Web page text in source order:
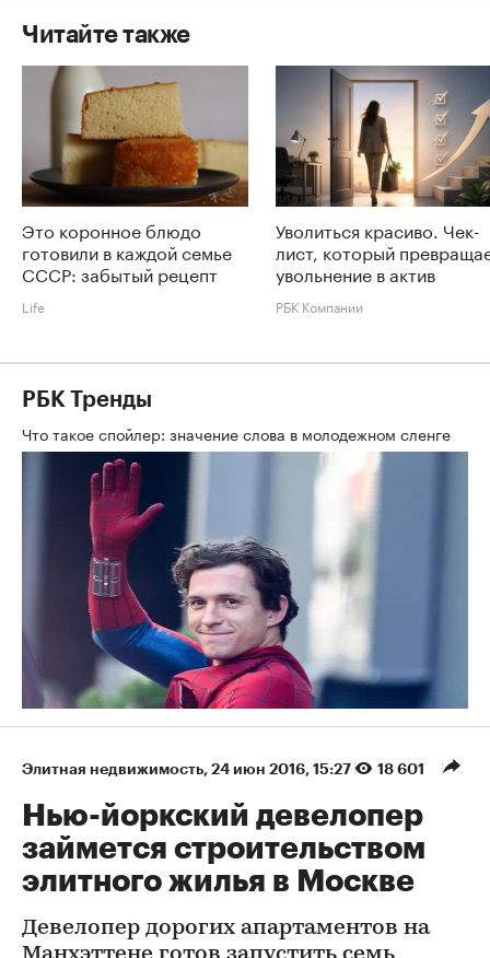
Читайте также
Это коронное блюдо
готовили в каждой семье
СССР: забытый рецепт
Life
Уволиться красиво. Чек-
лист, который
увольнение в актив
РБК Компании
РБК Тренды
Что такое спойлер: значение слова в молодежном сленге
Элитная недвижимость 24 июн 2016, 15:27 18 601
Нью-йоркский девелопер
займется строительством
элитного жилья в Москве
Девелопер дорогих апартаментов на